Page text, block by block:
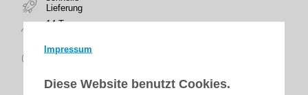
Impressum
Diese Website benutzt Cookies.
Lieferung
14 Tage
sicher